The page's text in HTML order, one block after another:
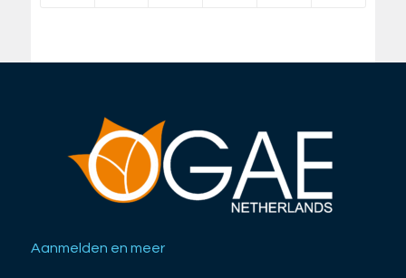
Aanmelden en meer